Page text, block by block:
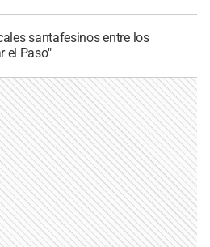
santafesinos entre los
el Paso"